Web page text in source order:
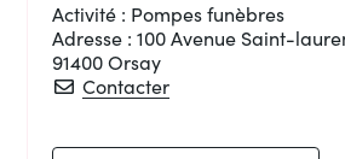
Activité : Pompes funèbres
Adresse : 100 Avenue Saint-
91400 Orsay
ContacterServices funeraires